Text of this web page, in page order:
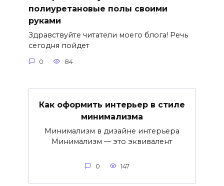
полиуретановые полы своими
руками
Здравствуйте читатели моего блога! Речь
сегодня пойдет
0 84
Как оформить интерьер в стиле
минимализма
Минимализм в дизайне интерьера
Минимализм — это эквивалент
0 147